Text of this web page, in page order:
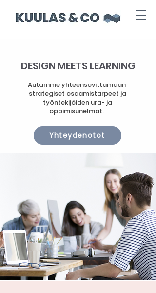
DESIGN MEETS LEARNING
Autamme yhteensovittamaan
strategiset osaamistarpeet ja
työntekijöiden ura- ja
oppimisunelmat.
Yhteydenotot